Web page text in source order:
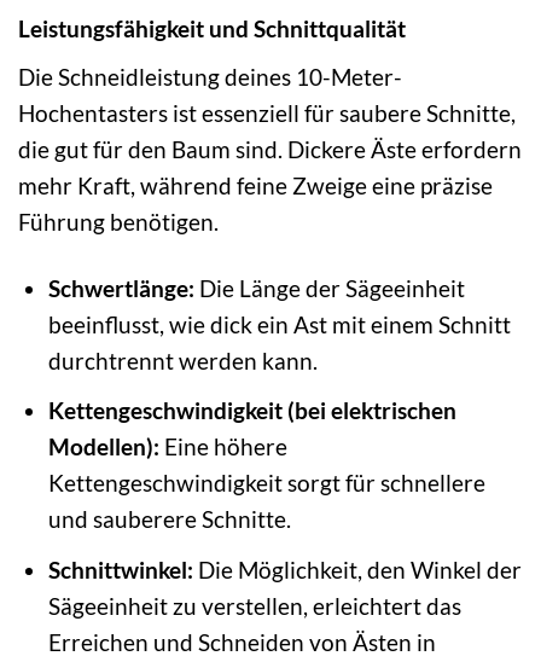
Leistungsfähigkeit und Schnittqualität
Die Schneidleistung deines 10-Meter-
Hochentasters ist essenziell für saubere Schnitte,
die gut für den Baum sind. Dickere Äste erfordern
mehr Kraft, während feine Zweige eine präzise
Führung benötigen.
Schwertlänge: Die Länge der Sägeeinheit
beeinflusst, wie dick ein Ast mit einem Schnitt
durchtrennt werden kann.
Kettengeschwindigkeit (bei elektrischen
Modellen): Eine höhere
Kettengeschwindigkeit sorgt für schnellere
und sauberere Schnitte.
Schnittwinkel: Die Möglichkeit, den Winkel der
Sägeeinheit zu verstellen, erleichtert das
Erreichen und Schneiden von Ästen in